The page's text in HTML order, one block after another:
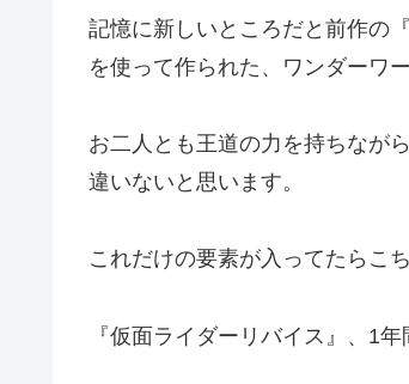
記憶に新しいところだと前作の
を使って作られた、ワンダーワ
お二人とも王道の力を持ちなが
違いないと思います。
これだけの要素が入ってたらこ
『仮面ライダーリバイス』、1